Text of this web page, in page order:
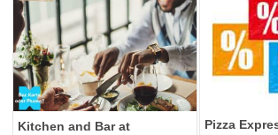
Kitchen and Bar at
Pizza